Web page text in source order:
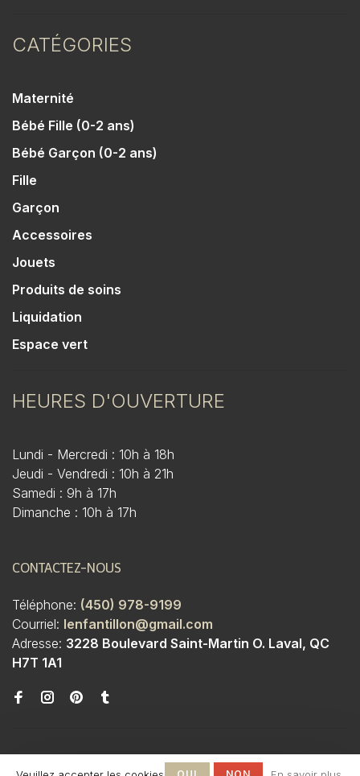
CATÉGORIES
Maternité
Bébé Fille (0-2 ans)
Bébé Garçon (0-2 ans)
Fille
Garçon
Accessoires
Jouets
Produits de soins
Liquidation
Espace vert
HEURES D'OUVERTURE
Lundi - Mercredi : 10h à 18h
Jeudi - Vendredi : 10h à 21h
Samedi : 9h à 17h
Dimanche : 10h à 17h
CONTACTEZ-NOUS
Téléphone: (450) 978-9199
Courriel: lenfantillon@gmail.com
Adresse: 3228 Boulevard Saint-Martin O. Laval, QC
H7T 1A1